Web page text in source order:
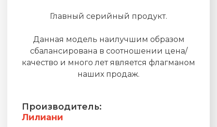
Главный серийный продукт.
Данная модель наилучшим образом
сбалансирована в соотношении цена/
качество и много лет является флагманом
наших продаж.
Производитель:
Лилиани